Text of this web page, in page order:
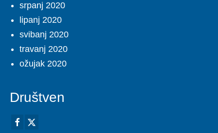
srpanj 2020
lipanj 2020
svibanj 2020
travanj 2020
ožujak 2020
Društven